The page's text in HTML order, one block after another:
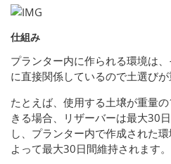
仕組み
プランター内に作られる環境は
に直接関係しているので土選びが
たとえば、使用する土壌が重量
きる場合、リザーバーは最大30
し、プランター内で作成された
よって最大30日間維持されます。